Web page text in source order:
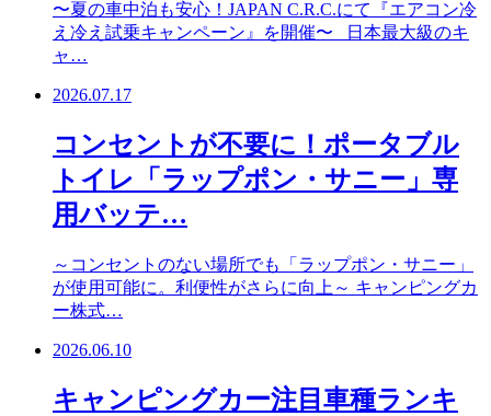
〜夏の車中泊も安心！JAPAN C.R.C.にて『エアコン冷
え冷え試乗キャンペーン』を開催〜 日本最大級のキ
ャ…
2026.07.17
コンセントが不要に！ポータブル
トイレ「ラップポン・サニー」専
用バッテ…
～コンセントのない場所でも「ラップポン・サニー」
が使用可能に。利便性がさらに向上～ キャンピングカ
ー株式…
2026.06.10
キャンピングカー注目車種ランキ